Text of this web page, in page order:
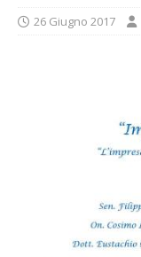
26 Giugno 2017